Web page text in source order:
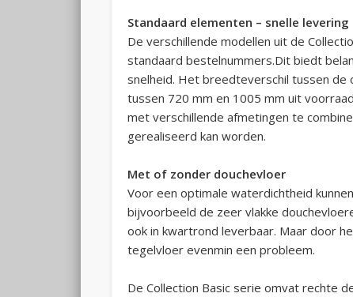
Standaard elementen – snelle levering
De verschillende modellen uit de
standaard bestelnummers.Dit biedt
snelheid. Het breedteverschil tussen
tussen 720 mm en 1005 mm uit
met verschillende afmetingen te
gerealiseerd kan worden.
Met of zonder douchevloer
Voor een optimale waterdichtheid
bijvoorbeeld de zeer vlakke
ook in kwartrond leverbaar. Maar door
tegelvloer evenmin een probleem.
De Collection Basic serie omvat rechte